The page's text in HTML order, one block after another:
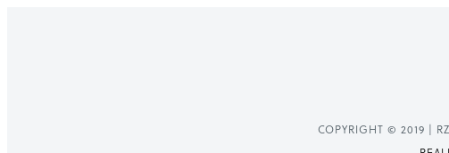
COPYRIGHT © 2019 |